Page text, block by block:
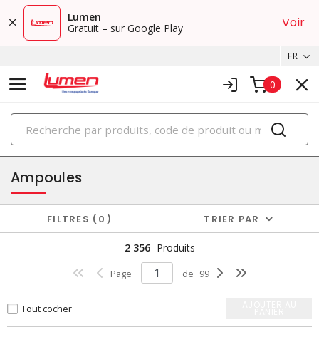
Lumen
Gratuit – sur Google Play
Voir
FR
0
PRODUITS
éclairage
Ampoules
FILTRES 0 TRIER PAR
2 356 Produits
Page de 99
Tout cocher